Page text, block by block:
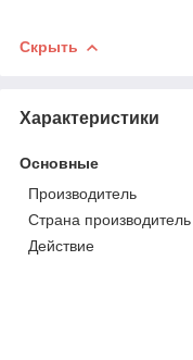
Скрыть
Характеристики
Основные
Производитель
Страна производитель
Действие